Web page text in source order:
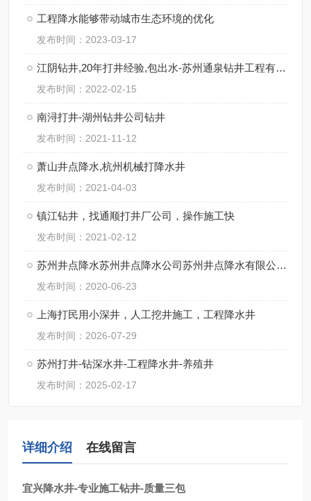
工程降水能够带动城市生态环境的优化
发布时间：2023-03-17
江阴钻井,20年打井经验,包出水-苏州通泉钻井工程有限公司
发布时间：2022-02-15
南浔打井-湖州钻井公司钻井
发布时间：2021-11-12
萧山井点降水,杭州机械打降水井
发布时间：2021-04-03
镇江钻井，找通顺打井厂公司，操作施工快
发布时间：2021-02-12
苏州井点降水苏州井点降水公司苏州井点降水有限公司通泉降水公司
发布时间：2020-06-23
上海打民用小深井，人工挖井施工，工程降水井
发布时间：2026-07-29
苏州打井-钻深水井-工程降水井-养殖井
发布时间：2025-02-17
详细介绍 在线留言
宜兴降水井-专业施工钻井-质量三包